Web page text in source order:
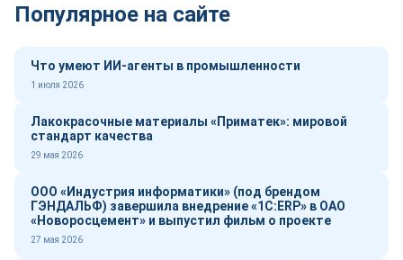
Популярное на сайте
Что умеют ИИ-агенты в промышленности
1 июля 2026
Лакокрасочные материалы «Приматек»: мировой
стандарт качества
29 мая 2026
ООО «Индустрия информатики» (под брендом
ГЭНДАЛЬФ) завершила внедрение «1С:ERP» в ОАО
«Новоросцемент» и выпустил фильм о проекте
27 мая 2026